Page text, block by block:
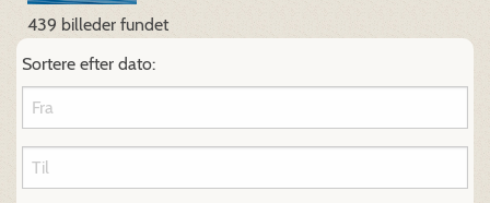
439 billeder fundet
Sortere efter dato: